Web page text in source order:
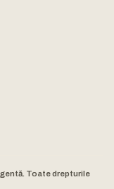
Toate drepturile